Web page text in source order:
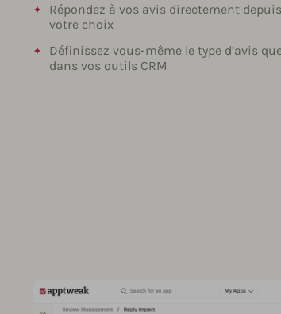
Répondez à vos avis directement
votre choix
Définissez vous-même le type d’avis
dans vos outils CRM